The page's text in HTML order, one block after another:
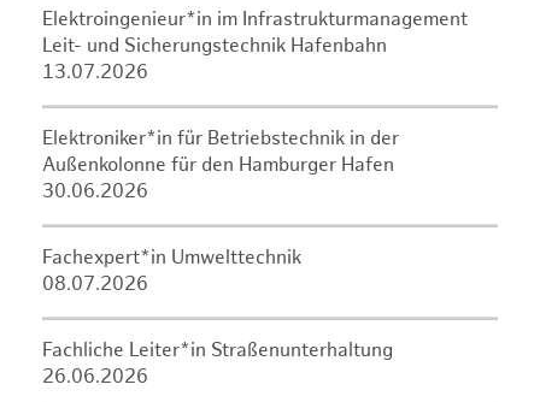
Elektroingenieur*in im Infrastrukturmanagement
Leit- und Sicherungstechnik Hafenbahn
13.07.2026
Elektroniker*in für Betriebstechnik in der
Außenkolonne für den Hamburger Hafen
30.06.2026
Fachexpert*in Umwelttechnik
08.07.2026
Fachliche Leiter*in Straßenunterhaltung
26.06.2026